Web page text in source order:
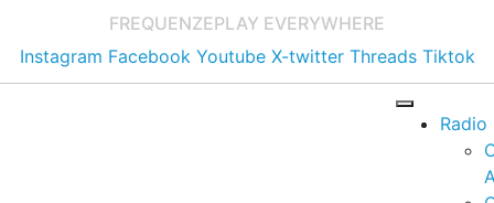
FREQUENZEPLAY EVERYWHERE
Instagram Facebook Youtube X-twitter Threads Tiktok
Radio